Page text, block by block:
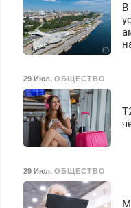
В
29 Июл, ОБЩЕСТВО
29 Июл, ОБЩЕСТВО